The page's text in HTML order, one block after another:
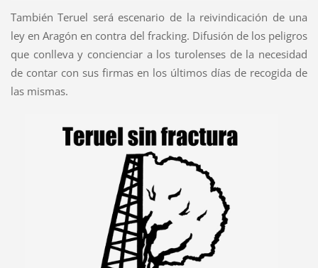
También Teruel será escenario de la reivindicación de una
ley en Aragón en contra del fracking. Difusión de los peligros
que conlleva y concienciar a los turolenses de la necesidad
de contar con sus firmas en los últimos días de recogida de
las mismas.